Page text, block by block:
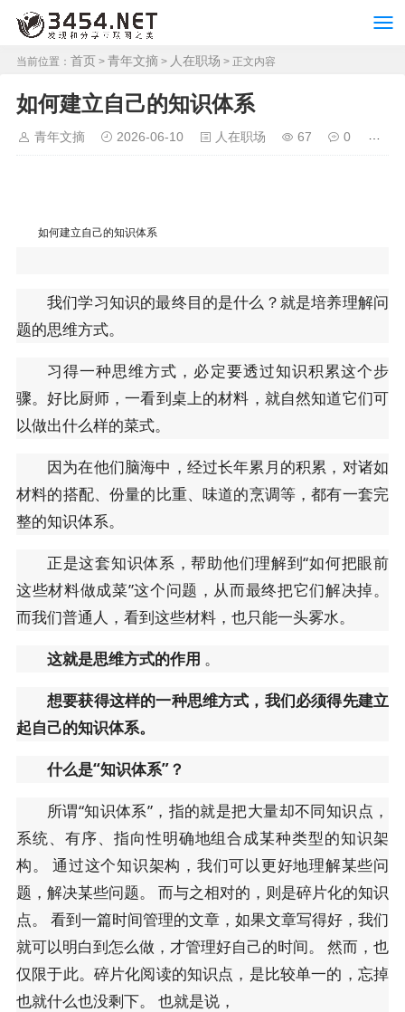
当前位置： 首页 > 青年文摘 > 人在职场 > 正文内容
如何建立自己的知识体系
青年文摘 2026-06-10 人在职场 67 0
如何建立自己的知识体系
我们学习知识的最终目的是什么？就是培养理解问
题的思维方式。
习得一种思维方式，必定要透过知识积累这个步
骤。好比厨师，一看到桌上的材料，就自然知道它们可
以做出什么样的菜式。
因为在他们脑海中，经过长年累月的积累，对诸如
材料的搭配、份量的比重、味道的烹调等，都有一套完
整的知识体系。
正是这套知识体系，帮助他们理解到“如何把眼前
这些材料做成菜”这个问题，从而最终把它们解决掉。
而我们普通人，看到这些材料，也只能一头雾水。
这就是思维方式的作用 。
想要获得这样的一种思维方式，我们必须得先建立
起自己的知识体系。
什么是“知识体系”？
所谓“知识体系”，指的就是把大量却不同知识点，
系统、有序、指向性明确地组合成某种类型的知识架
构。 通过这个知识架构，我们可以更好地理解某些问
题，解决某些问题。 而与之相对的，则是碎片化的知识
点。 看到一篇时间管理的文章，如果文章写得好，我们
就可以明白到怎么做，才管理好自己的时间。 然而，也
仅限于此。碎片化阅读的知识点，是比较单一的，忘掉
也就什么也没剩下。 也就是说，